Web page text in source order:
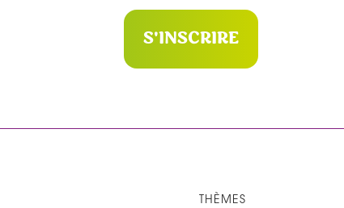
S'INSCRIRE
THÈMES